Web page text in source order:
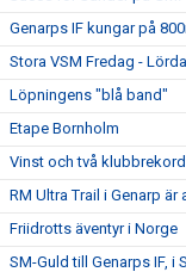
Genarps IF kungar på
Stora VSM Fredag -
Löpningens "blå band"
Etape Bornholm
Vinst och två
RM Ultra Trail i Genarp är
Friidrotts äventyr i Norge
SM-Guld till Genarps IF, i